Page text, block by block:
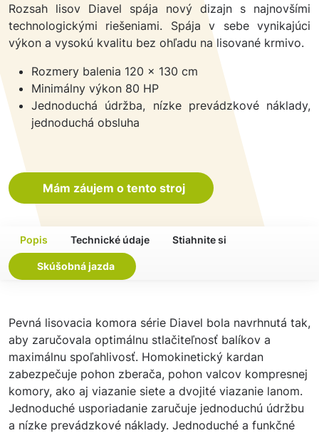
Rozsah lisov Diavel spája nový dizajn s najnovšími
technologickými riešeniami. Spája v sebe vynikajúci
výkon a vysokú kvalitu bez ohľadu na lisované krmivo.
Rozmery balenia 120 x 130 cm
Minimálny výkon 80 HP
Jednoduchá údržba, nízke prevádzkové náklady,
jednoduchá obsluha
Mám záujem o tento stroj
Popis Technické údaje Stiahnite si
Skúšobná jazda
Pevná lisovacia komora série Diavel bola navrhnutá tak,
aby zaručovala optimálnu stlačiteľnosť balíkov a
maximálnu spoľahlivosť. Homokinetický kardan
zabezpečuje pohon zberača, pohon valcov kompresnej
komory, ako aj viazanie siete a dvojité viazanie lanom.
Jednoduché usporiadanie zaručuje jednoduchú údržbu
a nízke prevádzkové náklady. Jednoduché a funkčné